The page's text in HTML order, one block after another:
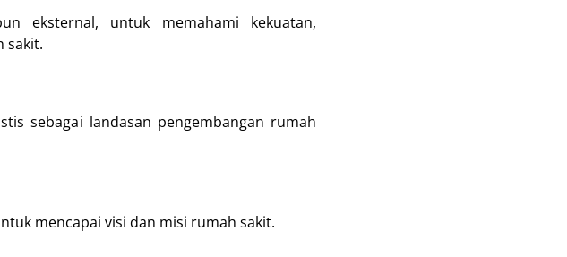
eksternal, untuk memahami kekuatan,
sakit.
sebagai landasan pengembangan rumah
mencapai visi dan misi rumah sakit.